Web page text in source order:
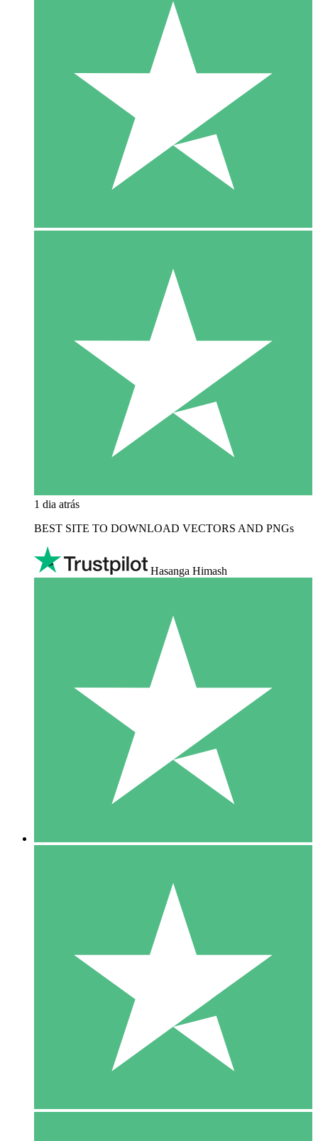
1 dia atrás
BEST SITE TO DOWNLOAD VECTORS AND PNGs
Hasanga Himash